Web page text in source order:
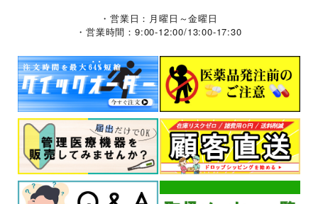
・営業日：月曜日～金曜日
・営業時間：9:00-12:00/13:00-17:30